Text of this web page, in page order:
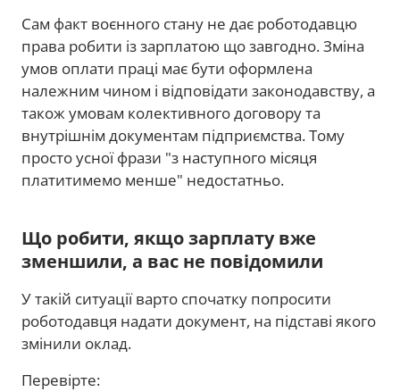
Сам факт воєнного стану не дає роботодавцю
права робити із зарплатою що завгодно. Зміна
умов оплати праці має бути оформлена
належним чином і відповідати законодавству, а
також умовам колективного договору та
внутрішнім документам підприємства. Тому
просто усної фрази "з наступного місяця
платитимемо менше" недостатньо.
Що робити, якщо зарплату вже
зменшили, а вас не повідомили
У такій ситуації варто спочатку попросити
роботодавця надати документ, на підставі якого
змінили оклад.
Перевірте: